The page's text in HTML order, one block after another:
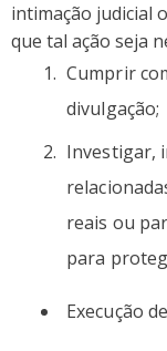
intimação judicial
que tal ação seja
Cumprir
divulgação;
Investigar,
reais ou
para
Execução